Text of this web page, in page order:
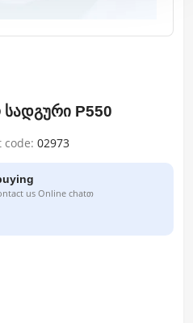
P550
code: 02973
us Online chatთ